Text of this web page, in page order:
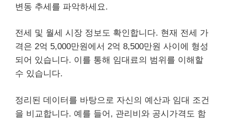
변동 추세를 파악하세요.
전세 및 월세 시장 정보도 확인합니다. 현재 전세 가
격은 2억 5,000만원에서 2억 8,500만원 사이에 형성
되어 있습니다. 이를 통해 임대료의 범위를 이해할
수 있습니다.
정리된 데이터를 바탕으로 자신의 예산과 임대 조건
을 비교합니다. 예를 들어, 관리비와 공시가격도 함